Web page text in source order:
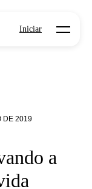
Iniciar Open
DE 2019
a